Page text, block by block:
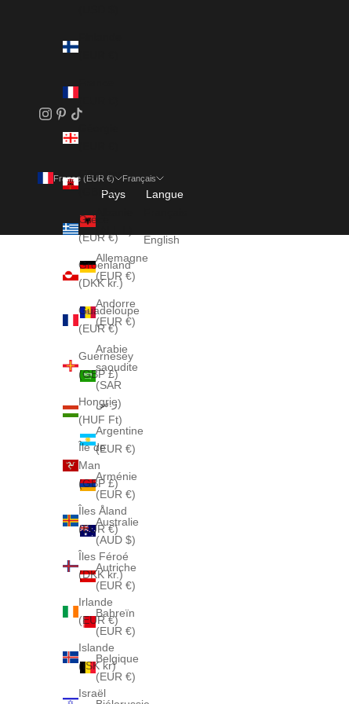
Gibraltar
(GBP £)
Grèce
(EUR €)
Groenland
(DKK kr.)
Guadeloupe
(EUR €)
Guernesey
(GBP £)
Hongrie
(HUF Ft)
Île de
Man
(GBP £)
Îles Åland
(EUR €)
Îles Féroé
(DKK kr.)
Irlande
(EUR €)
Islande
(ISK kr)
Israël
France (EUR €)
Pays
Allemagne
(EUR €)
Andorre
(EUR €)
Arabie
saoudite
(SAR
ر.س)
Argentine
(EUR €)
Arménie
(EUR €)
Australie
(AUD $)
Autriche
(EUR €)
Bahreïn
(EUR €)
Belgique
(EUR €)
Français
Langue
English